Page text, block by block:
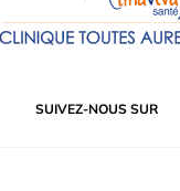
SUIVEZ-NOUS SUR